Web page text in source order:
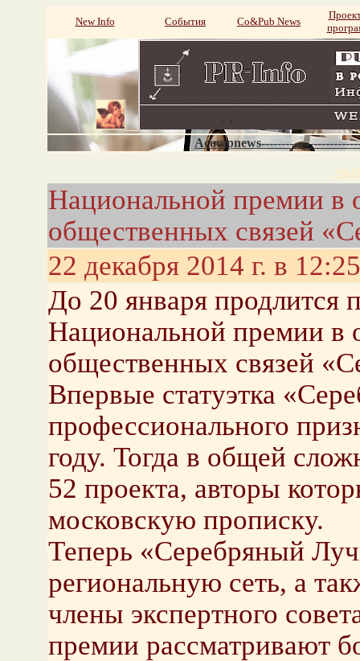
New Info События Со&Pub News
.
Национальной премии в
общественных связей
22 декабря 2014 г. в 12:25
До 20 января продлится
Национальной премии в
общественных связей
Впервые статуэтка
профессионального
году. Тогда в общей
52 проекта, авторы
московскую прописку.
Теперь «Серебряный
региональную сеть, а
члены экспертного
премии рассматривают